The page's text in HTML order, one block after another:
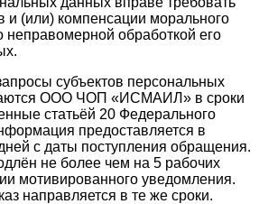
и (или) компенсации морального
неправомерной обработкой его
субъектов персональных
ООО ЧОП «ИСМАИЛ» в сроки
статьёй 20 Федерального
предоставляется в
с даты поступления обращения.
не более чем на 5 рабочих
мотивированного уведомления.
направляется в те же сроки.